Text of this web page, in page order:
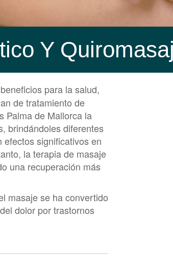
Y
para la salud,
de tratamiento de
Palma de Mallorca la
brindándoles diferentes
significativos en
la terapia de masaje
una recuperación más
masaje se ha convertido
dolor por trastornos